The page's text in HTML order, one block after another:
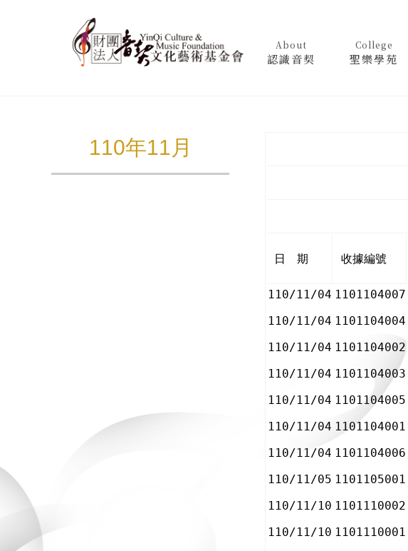
About
認識音契
College
聖樂學苑
110年11月
日 期 收據編號
110/11/04 1101104007
110/11/04 1101104004
110/11/04 1101104002
110/11/04 1101104003
110/11/04 1101104005
110/11/04 1101104001
110/11/04 1101104006
110/11/05 1101105001
110/11/10 1101110002
110/11/10 1101110001